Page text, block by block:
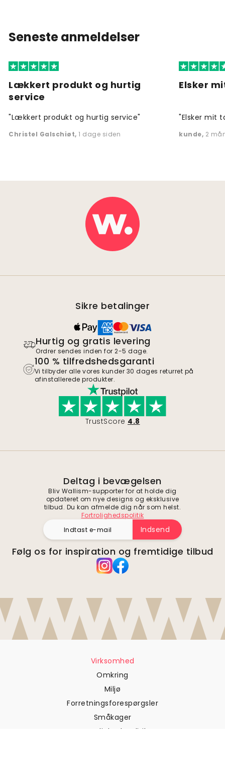
Seneste anmeldelser
Lækkert produkt og hurtig
service
"Lækkert produkt og hurtig service"
Christel Galschiøt, 1 dage siden
Elsker
"Elsker mit
kunde, 2
Sikre betalinger
Hurtig og gratis levering
Ordrer sendes inden for 2-5 dage.
100 % tilfredshedsgaranti
Vi tilbyder alle vores kunder 30 dages returret på
afinstallerede produkter.
TrustScore 4.8
Deltag i bevægelsen
Bliv Wallism-supporter for at holde dig
opdateret om nye designs og eksklusive
tilbud. Du kan afmelde dig når som helst.
Fortrolighedspolitik
Indsend
Følg os for inspiration og fremtidige tilbud
Virksomhed
Omkring
Miljø
Forretningsforespørgsler
Småkager
Fortrolighedspolitik